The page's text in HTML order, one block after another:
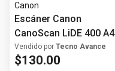
Canon
Escáner Canon
CanoScan LiDE 400 A4
4800 x 4800 dpi USB-C
Vendido por Tecno Avance
$130.00